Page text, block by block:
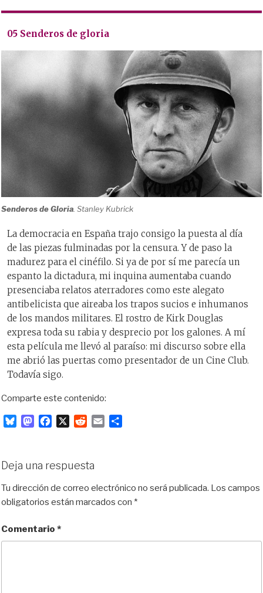
05 Senderos de gloria
Senderos de Gloria . Stanley Kubrick
La democracia en España trajo consigo la puesta al día
de las piezas fulminadas por la censura. Y de paso la
madurez para el cinéfilo. Si ya de por sí me parecía un
espanto la dictadura, mi inquina aumentaba cuando
presenciaba relatos aterradores como este alegato
antibelicista que aireaba los trapos sucios e inhumanos
de los mandos militares. El rostro de Kirk Douglas
expresa toda su rabia y desprecio por los galones. A mí
esta película me llevó al paraíso: mi discurso sobre ella
me abrió las puertas como presentador de un Cine Club.
Todavía sigo.
Comparte este contenido:
s
k
y
M
o
d
o
b
o
o
X
d
i
t
r
t
Deja una respuesta
Tu dirección de correo electrónico no será publicada. Los campos
obligatorios están marcados con *
Comentario *